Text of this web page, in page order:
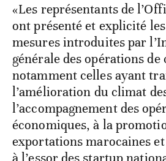
«Les représentants de
ont présenté et explicité
mesures introduites par
générale des opérations de
notamment celles ayant
l’amélioration du climat
l’accompagnement des
économiques, à la
exportations marocaines
à l’essor des startup